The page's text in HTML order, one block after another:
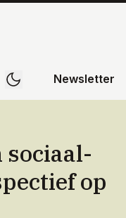
Newsletter
sociaal-
op